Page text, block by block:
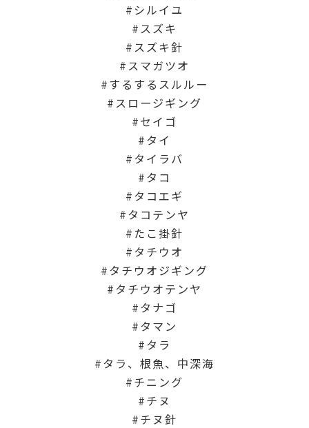
シルイユ
スズキ
スズキ針
スマガツオ
するするスルルー
スロージギング
セイゴ
タイ
タイラバ
タコ
タコエギ
タコテンヤ
たこ掛針
タチウオ
タチウオジギング
タチウオテンヤ
タナゴ
タマン
タラ
タラ、根魚、中深海
チニング
チヌ
チヌ針